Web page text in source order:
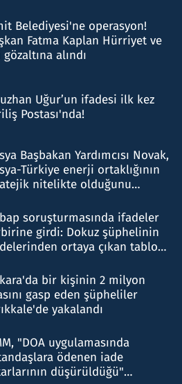
Belediyesi'ne operasyon!
Fatma Kaplan Hürriyet ve
gözaltına alındı
Uğur’un ifadesi ilk kez
Postası'nda!
Başbakan Yardımcısı Novak,
Türkiye enerji ortaklığının
nitelikte olduğunu
soruşturmasında ifadeler
girdi: Dokuz şüphelinin
ortaya çıkan tablo
bir kişinin 2 milyon
gasp eden şüpheliler
yakalandı
"DOA uygulamasında
ödenen iade
düşürüldüğü"